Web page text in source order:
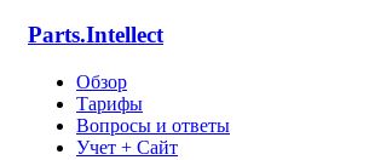
Parts.Intellect
Обзор
Тарифы
Вопросы и ответы
Учет + Сайт